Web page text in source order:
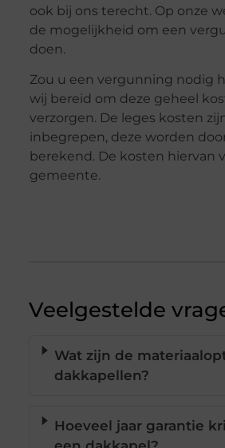
ook bij ons terecht. Op onze
de mogelijkheid om een
doen.
Zou u een vergunning nodig
wij bereid om deze geheel
verzorgen. De leges kosten
inbegrepen, deze worden
berekend. De kosten hiervan
gemeente.
Veelgestelde
Wat zijn de
dakkapellen?
Hoeveel jaar garantie